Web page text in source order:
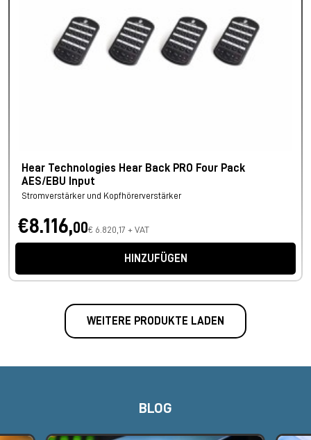
Hear Technologies Hear Back PRO Four Pack
AES/EBU Input
Stromverstärker und Kopfhörerverstärker
€8.116,00€ 6.820,17 + VAT
HINZUFÜGEN
WEITERE PRODUKTE LADEN
BLOG